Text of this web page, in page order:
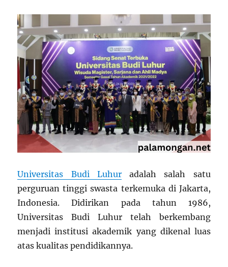
Universitas Budi Luhuradalah salah satu
perguruan tinggi swasta terkemuka di Jakarta,
Indonesia. Didirikan pada tahun 1986,
Universitas Budi Luhur telah berkembang
menjadi institusi akademik yang dikenal luas
atas kualitas pendidikannya.